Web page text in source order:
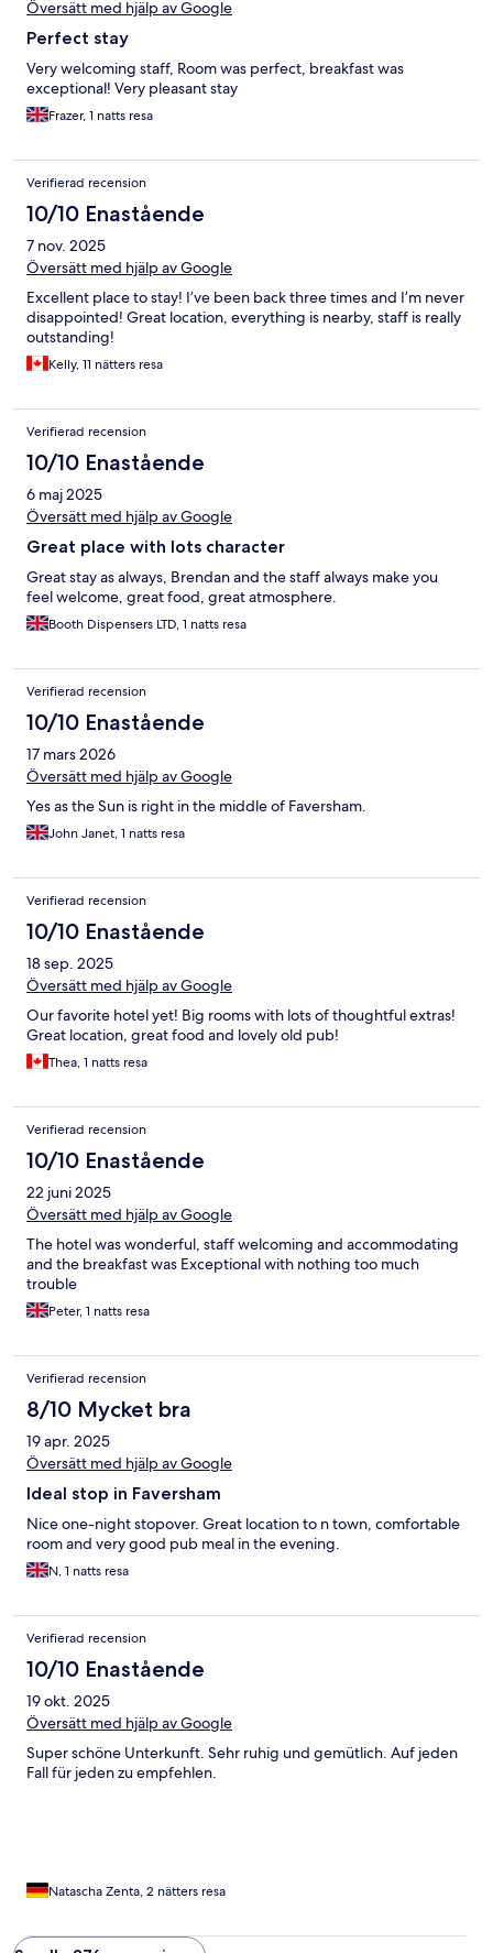
Översätt med hjälp av Google
Perfect stay
Very welcoming staff, Room was perfect, breakfast was
exceptional! Very pleasant stay
Frazer, 1 natts resa
Verifierad recension
10/10 Enastående
7 nov. 2025
Översätt med hjälp av Google
Excellent place to stay! I’ve been back three times and I’m never
disappointed! Great location, everything is nearby, staff is really
outstanding!
Kelly, 11 nätters resa
Verifierad recension
10/10 Enastående
6 maj 2025
Översätt med hjälp av Google
Great place with lots character
Great stay as always, Brendan and the staff always make you
feel welcome, great food, great atmosphere.
Booth Dispensers LTD, 1 natts resa
Verifierad recension
10/10 Enastående
17 mars 2026
Översätt med hjälp av Google
Yes as the Sun is right in the middle of Faversham.
John Janet, 1 natts resa
Verifierad recension
10/10 Enastående
18 sep. 2025
Översätt med hjälp av Google
Our favorite hotel yet! Big rooms with lots of thoughtful extras!
Great location, great food and lovely old pub!
Thea, 1 natts resa
Verifierad recension
10/10 Enastående
22 juni 2025
Översätt med hjälp av Google
The hotel was wonderful, staff welcoming and accommodating
and the breakfast was Exceptional with nothing too much
trouble
Peter, 1 natts resa
Verifierad recension
8/10 Mycket bra
19 apr. 2025
Översätt med hjälp av Google
Ideal stop in Faversham
Nice one-night stopover. Great location to n town, comfortable
room and very good pub meal in the evening.
N, 1 natts resa
Verifierad recension
10/10 Enastående
19 okt. 2025
Översätt med hjälp av Google
Super schöne Unterkunft. Sehr ruhig und gemütlich. Auf jeden
Fall für jeden zu empfehlen.
Natascha Zenta, 2 nätters resa